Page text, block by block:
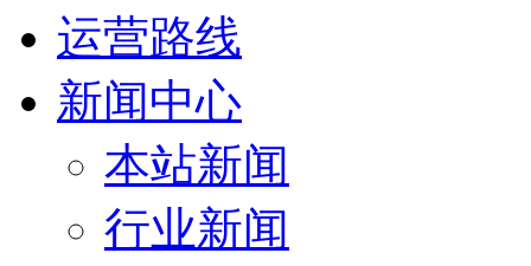
运营路线
新闻中心
本站新闻
行业新闻